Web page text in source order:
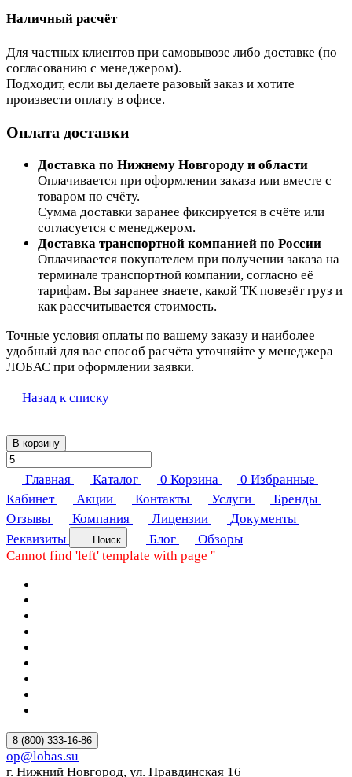
Наличный расчёт
Для частных клиентов при самовывозе либо доставке (по
согласованию с менеджером).
Подходит, если вы делаете разовый заказ и хотите
произвести оплату в офисе.
Оплата доставки
Доставка по Нижнему Новгороду и области
Оплачивается при оформлении заказа или вместе с
товаром по счёту.
Сумма доставки заранее фиксируется в счёте или
согласуется с менеджером.
Доставка транспортной компанией по России
Оплачивается покупателем при получении заказа на
терминале транспортной компании, согласно её
тарифам. Вы заранее знаете, какой ТК повезёт груз и
как рассчитывается стоимость.
Точные условия оплаты по вашему заказу и наиболее
удобный для вас способ расчёта уточняйте у менеджера
ЛОБАС при оформлении заявки.
Назад к списку
В корзину
Главная Каталог 0 Корзина 0 Избранные
Кабинет
Акции Контакты Услуги
Бренды
Отзывы
Компания Лицензии
Документы
Реквизиты
Поиск Блог
Обзоры
Cannot find 'left' template with page ''
8 (800) 333-16-86
op@lobas.su
г. Нижний Новгород, ул. Правдинская 16